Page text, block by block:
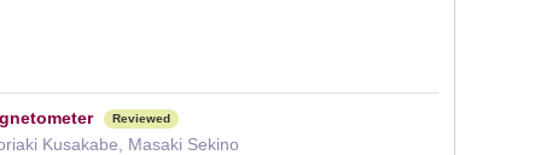
Reviewed
Kusakabe, Masaki Sekino